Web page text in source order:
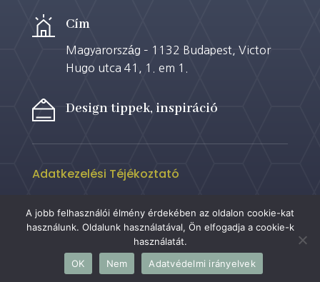
Cím
Magyarország – 1132 Budapest, Victor
Hugo utca 41, 1. em 1.
Design tippek, inspiráció
Adatkezelési Téjékoztató
Neuro Design & Home Staging | 2023
A jobb felhasználói élmény érdekében az oldalon cookie-kat
használunk. Oldalunk használatával, Ön elfogadja a cookie-k
használatát.
OK
Nem Adatvédelmi irányelvek